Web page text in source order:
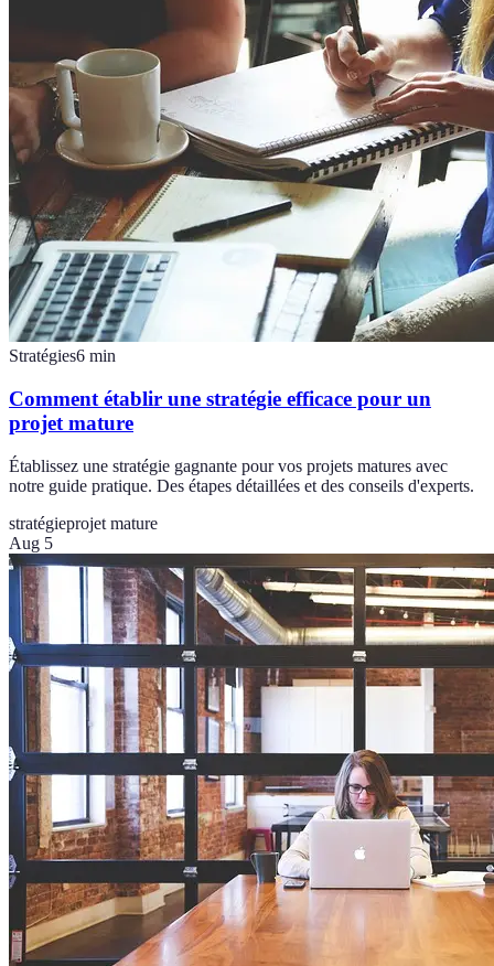
Stratégies6 min
Comment établir une stratégie efficace pour un
projet mature
Établissez une stratégie gagnante pour vos projets matures avec
notre guide pratique. Des étapes détaillées et des conseils d'experts.
stratégieprojet mature
Aug 5